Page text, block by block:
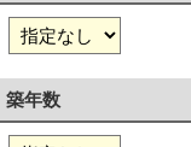
築年数